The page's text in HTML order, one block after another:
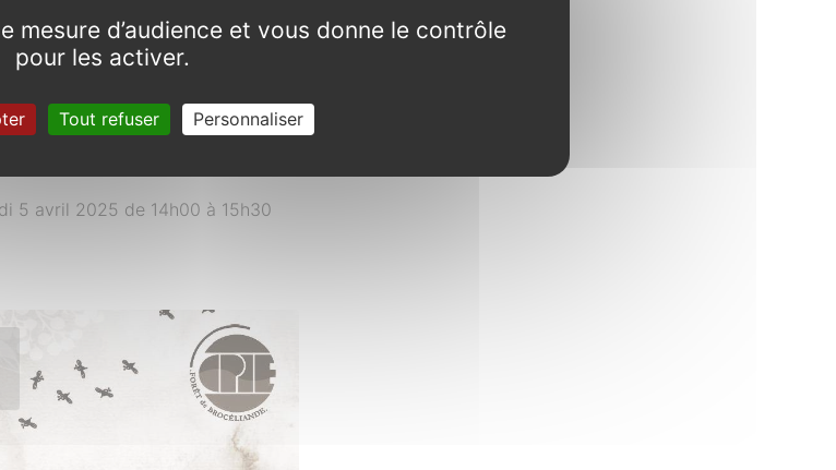
autour des plantes
comestibles,
et toxiques de
5 avril 2025 de 14h00 à 15h30
mesure d’audience et vous donne le contrôle
pour les activer.
Tout refuser Personnaliser